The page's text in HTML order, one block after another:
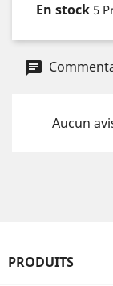
En stock 5
Aucun
PRODUITS